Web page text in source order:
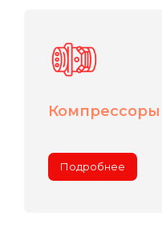
Подробнее